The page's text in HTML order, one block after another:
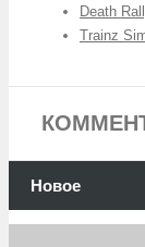
Death
Trainz
Новое